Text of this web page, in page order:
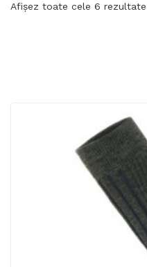
Afișez toate cele 6 rezultate